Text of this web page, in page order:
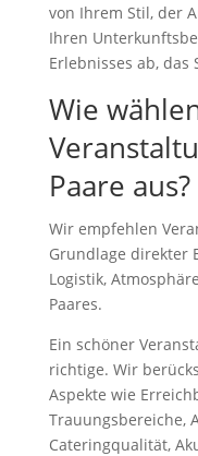
von Ihrem Stil, der
Ihren
Erlebnisses ab, das
Wie
Paare aus?
Wir empfehlen
Grundlage direkter
Logistik,
Paares.
Ein schöner
richtige. Wir
Aspekte wie
Trauungsbereiche,
Cateringqualität,